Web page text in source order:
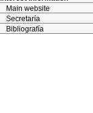
Main website
Secretaría
Bibliografía